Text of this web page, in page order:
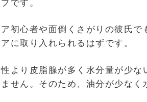
です。
初心者や面倒くさがりの彼氏で
に取り入れられるはずです。
より皮脂腺が多く水分量が少な
せん。そのため、油分が少なく